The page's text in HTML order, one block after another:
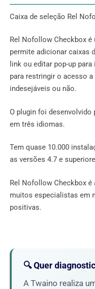
Caixa de seleção Rel
Rel Nofollow Checkbox é
permite adicionar caixas
link ou editar pop-up
para restringir o acesso
indesejáveis ​​ou não.
O plugin foi desenvolvido
em três idiomas.
Tem quase 10.000
as versões 4.7 e
Rel Nofollow Checkbox
muitos especialistas em
positivas.
🔍 Quer
A Twaino realiza